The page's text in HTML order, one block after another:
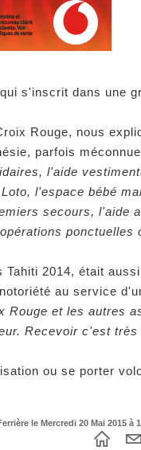
s'inscrit dans une
Rouge, nous
parfois
l'aide
l'espace bébé
secours, l'aide
Tahiti 2014, était
au service
Rouge et les autres
Recevoir c'est
ou se porter
le Mercredi 20 Mai 2015 à